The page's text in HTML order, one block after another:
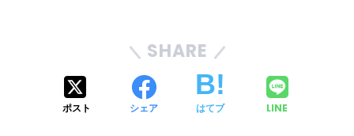
SHARE
ポスト シェア はてブ LINE